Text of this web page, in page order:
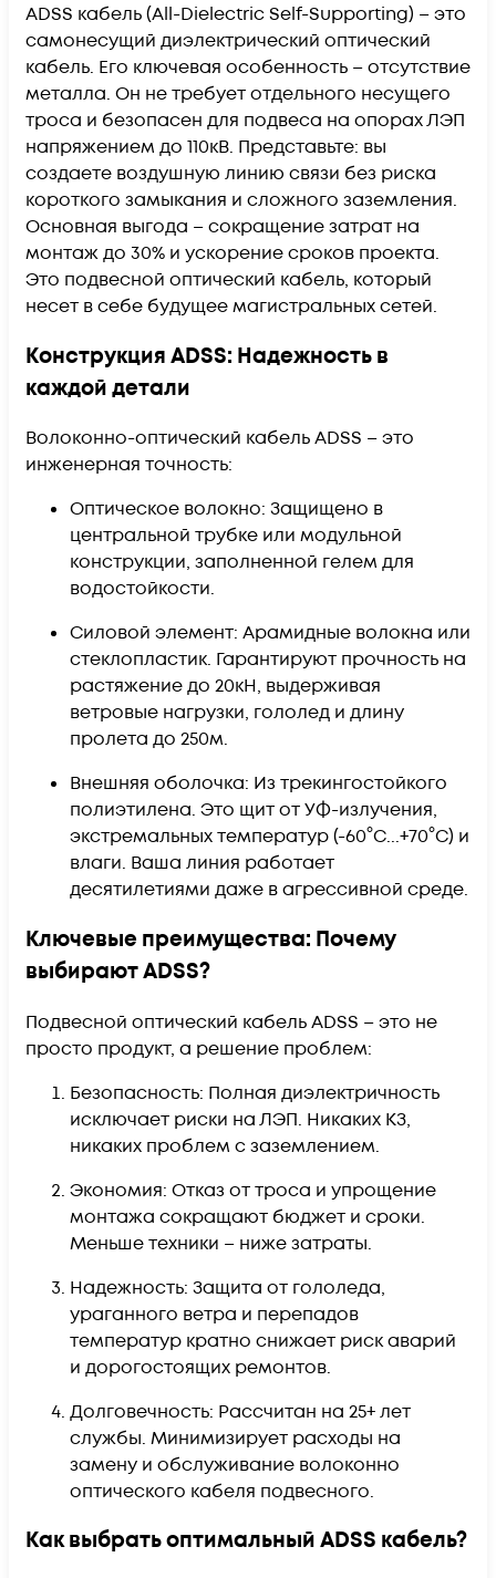
ADSS кабель (All-Dielectric Self-Supporting) – это
самонесущий диэлектрический оптический
кабель. Его ключевая особенность – отсутствие
металла. Он не требует отдельного несущего
троса и безопасен для подвеса на опорах ЛЭП
напряжением до 110кВ. Представьте: вы
создаете воздушную линию связи без риска
короткого замыкания и сложного заземления.
Основная выгода – сокращение затрат на
монтаж до 30% и ускорение сроков проекта.
Это подвесной оптический кабель, который
несет в себе будущее магистральных сетей.
Конструкция ADSS: Надежность в
каждой детали
Волоконно-оптический кабель ADSS – это
инженерная точность:
Оптическое волокно: Защищено в
центральной трубке или модульной
конструкции, заполненной гелем для
водостойкости.
Силовой элемент: Арамидные волокна или
стеклопластик. Гарантируют прочность на
растяжение до 20кН, выдерживая
ветровые нагрузки, гололед и длину
пролета до 250м.
Внешняя оболочка: Из трекингостойкого
полиэтилена. Это щит от УФ-излучения,
экстремальных температур (-60°C...+70°C) и
влаги. Ваша линия работает
десятилетиями даже в агрессивной среде.
Ключевые преимущества: Почему
выбирают ADSS?
Подвесной оптический кабель ADSS – это не
просто продукт, а решение проблем:
Безопасность: Полная диэлектричность
исключает риски на ЛЭП. Никаких КЗ,
никаких проблем с заземлением.
Экономия: Отказ от троса и упрощение
монтажа сокращают бюджет и сроки.
Меньше техники – ниже затраты.
Надежность: Защита от гололеда,
ураганного ветра и перепадов
температур кратно снижает риск аварий
и дорогостоящих ремонтов.
Долговечность: Рассчитан на 25+ лет
службы. Минимизирует расходы на
замену и обслуживание волоконно
оптического кабеля подвесного.
Как выбрать оптимальный ADSS кабель?